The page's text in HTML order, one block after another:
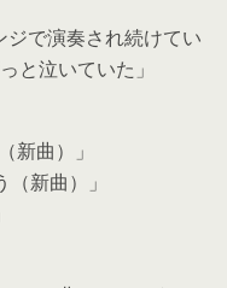
で演奏され続けてい
と泣いていた」
新曲）」
新曲）」